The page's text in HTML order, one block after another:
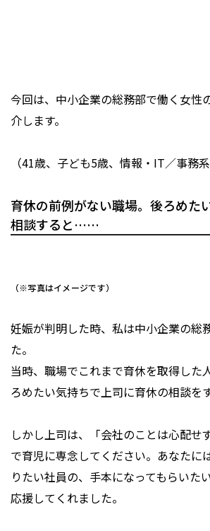
今回は、中小企業の総務部で働く女性
介します。
（41歳、子ども5歳、情報・IT／事務系
育休の前例がない職場。後ろめた
相談すると……
（※写真はイメージです）
妊娠が判明した時、私は中小企業の総
た。
当時、職場でこれまで育休を取得した
ろめたい気持ちで上司に育休の相談を
しかし上司は、「会社のことは心配せ
で育児に専念してください。あなたに
りたい社員の、手本になってもらいた
応援してくれました。